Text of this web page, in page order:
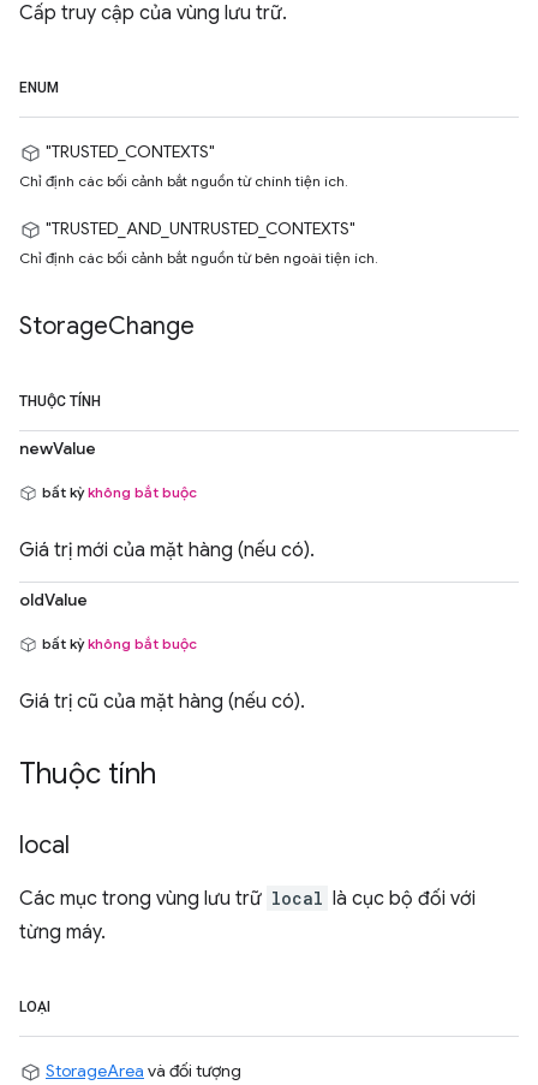
Cấp truy cập của vùng lưu trữ.
ENUM
"TRUSTED_CONTEXTS"
Chỉ định các bối cảnh bắt nguồn từ chính tiện ích.
"TRUSTED_AND_UNTRUSTED_CONTEXTS"
Chỉ định các bối cảnh bắt nguồn từ bên ngoài tiện ích.
StorageChange
THUỘC TÍNH
newValue
bất kỳkhông bắt buộc
Giá trị mới của mặt hàng (nếu có).
oldValue
bất kỳkhông bắt buộc
Giá trị cũ của mặt hàng (nếu có).
Thuộc tính
local
Các mục trong vùng lưu trữ local là cục bộ đối với
từng máy.
LOẠI
StorageArea và đối tượng